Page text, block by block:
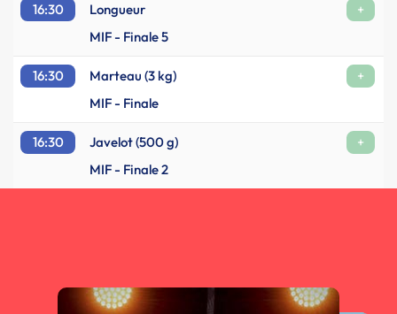
16:30 Longueur
+
MIF - Finale 5
16:30 Marteau (3 kg)
+
MIF - Finale
16:30 Javelot (500 g)
+
MIF - Finale 2